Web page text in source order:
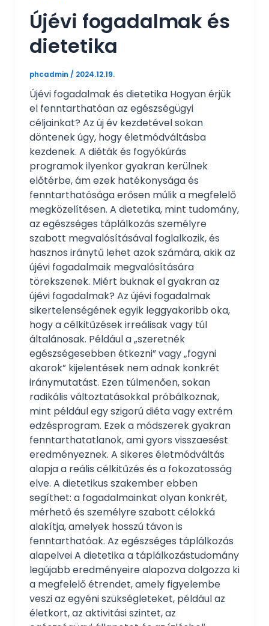
Újévi fogadalmak és
dietetika
phcadmin / 2024.12.19.
Újévi fogadalmak és dietetika Hogyan érjük
el fenntarthatóan az egészségügyi
céljainkat? Az új év kezdetével sokan
döntenek úgy, hogy életmódváltásba
kezdenek. A diéták és fogyókúrás
programok ilyenkor gyakran kerülnek
előtérbe, ám ezek hatékonysága és
fenntarthatósága erősen múlik a megfelelő
megközelítésen. A dietetika, mint tudomány,
az egészséges táplálkozás személyre
szabott megvalósításával foglalkozik, és
hasznos iránytű lehet azok számára, akik az
újévi fogadalmaik megvalósítására
törekszenek. Miért buknak el gyakran az
újévi fogadalmak? Az újévi fogadalmak
sikertelenségének egyik leggyakoribb oka,
hogy a célkitűzések irreálisak vagy túl
általánosak. Például a „szeretnék
egészségesebben étkezni” vagy „fogyni
akarok” kijelentések nem adnak konkrét
iránymutatást. Ezen túlmenően, sokan
radikális változtatásokkal próbálkoznak,
mint például egy szigorú diéta vagy extrém
edzésprogram. Ezek a módszerek gyakran
fenntarthatatlanok, ami gyors visszaesést
eredményeznek. A sikeres életmódváltás
alapja a reális célkitűzés és a fokozatosság
elve. A dietetikus szakember ebben
segíthet: a fogadalmainkat olyan konkrét,
mérhető és személyre szabott célokká
alakítja, amelyek hosszú távon is
fenntarthatóak. Az egészséges táplálkozás
alapelvei A dietetika a táplálkozástudomány
legújabb eredményeire alapozva dolgozza ki
a megfelelő étrendet, amely figyelembe
veszi az egyéni szükségleteket, például az
életkort, az aktivitási szintet, az